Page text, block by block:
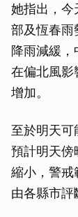
她指出，今
部及恆春雨
降雨減緩，
在偏北風影
增加。
至於明天可
預計明天傍
縮小，警戒
由各縣市評